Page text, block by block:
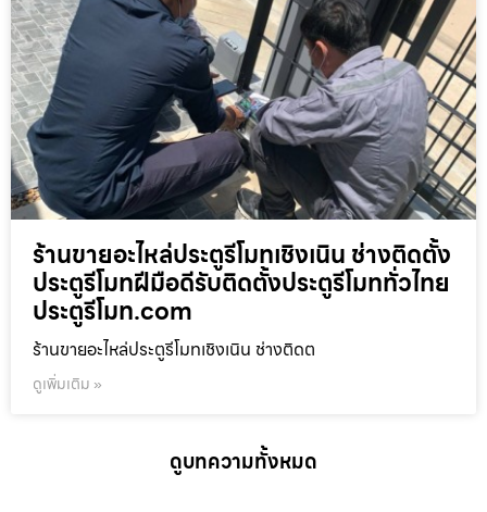
ร้านขายอะไหล่ประตูรีโมทเชิงเนิน ช่างติดตั้ง
ประตูรีโมทฝีมือดีรับติดตั้งประตูรีโมททั่วไทย
ประตูรีโมท.com
ร้านขายอะไหล่ประตูรีโมทเชิงเนิน ช่างติดต
ดูเพิ่มเติม »
ดูบทความทั้งหมด